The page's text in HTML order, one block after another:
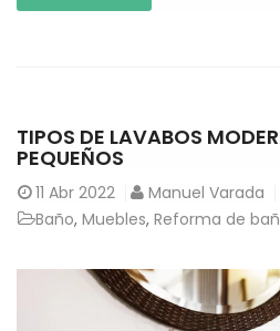
TIPOS DE LAVABOS
PEQUEÑOS
11 Abr 2022
Manuel Varada
Baño, Muebles, Reforma de